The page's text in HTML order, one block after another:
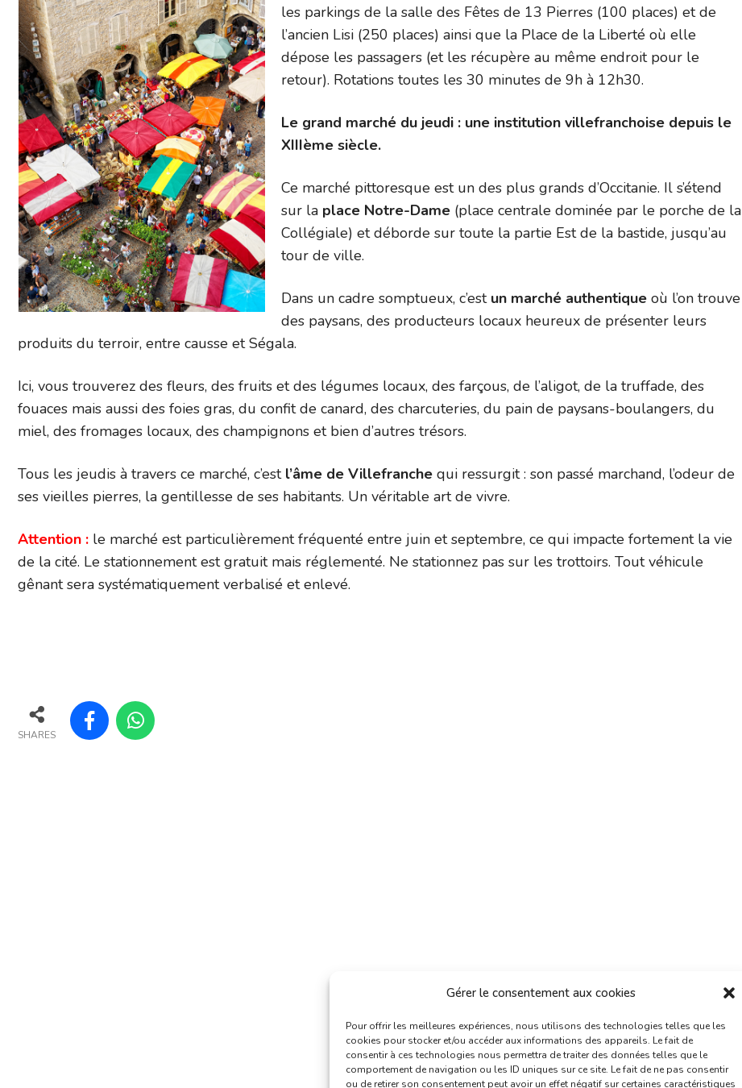
Gérer le consentement aux cookies
Pour offrir les meilleures expériences, nous utilisons des technologies telles que les
cookies pour stocker et/ou accéder aux informations des appareils. Le fait de
consentir à ces technologies nous permettra de traiter des données telles que le
comportement de navigation ou les ID uniques sur ce site. Le fait de ne pas consentir
ou de retirer son consentement peut avoir un effet négatif sur certaines caractéristiques
les parkings de la salle des Fêtes de 13 Pierres (100 places) et de
l’ancien Lisi (250 places) ainsi que la Place de la Liberté où elle
dépose les passagers (et les récupère au même endroit pour le
retour). Rotations toutes les 30 minutes de 9h à 12h30.
Le grand marché du jeudi : une institution villefranchoise depuis le
XIIIème siècle.
Ce marché pittoresque est un des plus grands d’Occitanie. Il s’étend
sur la place Notre-Dame (place centrale dominée par le porche de la
Collégiale) et déborde sur toute la partie Est de la bastide, jusqu’au
tour de ville.
Dans un cadre somptueux, c’estun marché authentique où l’on trouve
des paysans, des producteurs locaux heureux de présenter leurs
produits du terroir, entre causse et Ségala.
Ici, vous trouverez des fleurs, des fruits et des légumes locaux, des farçous, de l’aligot, de la truffade, des
fouaces mais aussi des foies gras, du confit de canard, des charcuteries, du pain de paysans-boulangers, du
miel, des fromages locaux, des champignons et bien d’autres trésors.
Tous les jeudis à travers ce marché, c’est l’âme de Villefranche qui ressurgit : son passé marchand, l’odeur de
ses vieilles pierres, la gentillesse de ses habitants. Un véritable art de vivre.
Attention : le marché est particulièrement fréquenté entre juin et septembre, ce qui impacte fortement la vie
de la cité. Le stationnement est gratuit mais réglementé. Ne stationnez pas sur les trottoirs. Tout véhicule
gênant sera systématiquement verbalisé et enlevé.
SHARES